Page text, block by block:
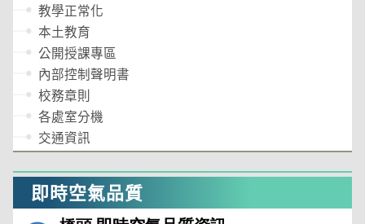
教學正常化
本土教育
公開授課專區
內部控制聲明書
校務章則
各處室分機
交通資訊
即時空氣品質